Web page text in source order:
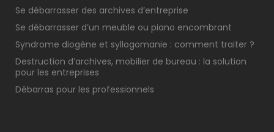
Se débarrasser des archives d’entreprise
Se débarrasser d’un meuble ou piano encombrant
Syndrome diogène et syllogomanie : comment traiter ?
Destruction d’archives, mobilier de bureau : la solution
pour les entreprises
Débarras pour les professionnels